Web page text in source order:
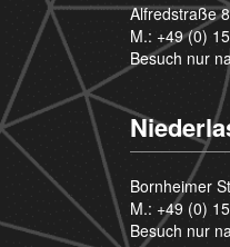
Alfredstraße
M.: +49 (0)
Besuch nur
Bornheimer
M.: +49 (0)
Besuch nur